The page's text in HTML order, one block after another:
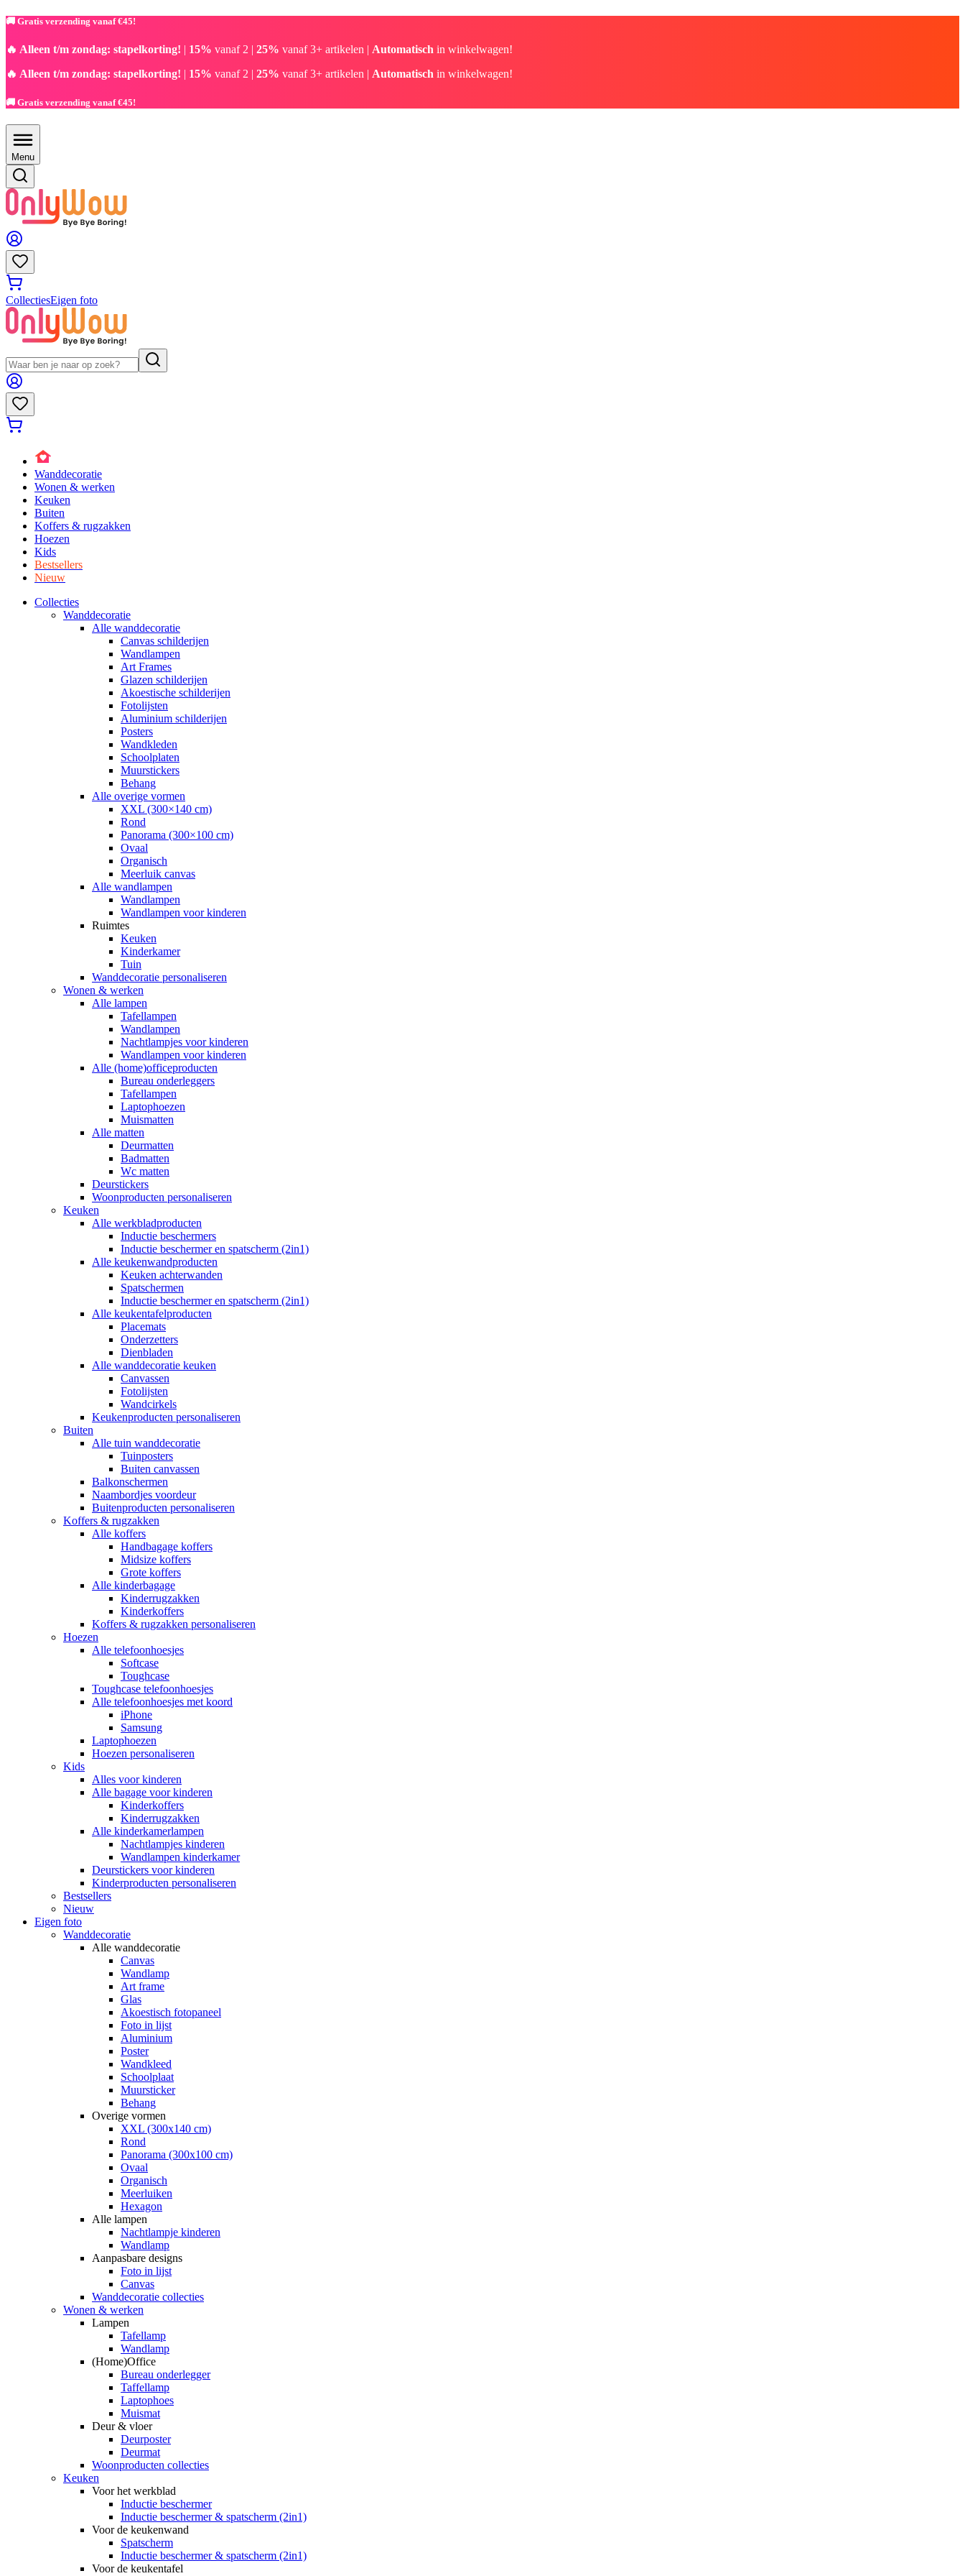
🚚 Gratis verzending vanaf €45!
🔥 Alleen t/m zondag: stapelkorting! | 15% vanaf 2 | 25% vanaf 3+ artikelen | Automatisch in winkelwagen!
🔥 Alleen t/m zondag: stapelkorting! | 15% vanaf 2 | 25% vanaf 3+ artikelen | Automatisch in winkelwagen!
🚚 Gratis verzending vanaf €45!
Menu
CollectiesEigen foto
Wanddecoratie
Wonen & werken
Keuken
Buiten
Koffers & rugzakken
Hoezen
Kids
Bestsellers
Nieuw
Collecties
Wanddecoratie
Alle wanddecoratie
Canvas schilderijen
Wandlampen
Art Frames
Glazen schilderijen
Akoestische schilderijen
Fotolijsten
Aluminium schilderijen
Posters
Wandkleden
Schoolplaten
Muurstickers
Behang
Alle overige vormen
XXL (300×140 cm)
Rond
Panorama (300×100 cm)
Ovaal
Organisch
Meerluik canvas
Alle wandlampen
Wandlampen
Wandlampen voor kinderen
Ruimtes
Keuken
Kinderkamer
Tuin
Wanddecoratie personaliseren
Wonen & werken
Alle lampen
Tafellampen
Wandlampen
Nachtlampjes voor kinderen
Wandlampen voor kinderen
Alle (home)officeproducten
Bureau onderleggers
Tafellampen
Laptophoezen
Muismatten
Alle matten
Deurmatten
Badmatten
Wc matten
Deurstickers
Woonproducten personaliseren
Keuken
Alle werkbladproducten
Inductie beschermers
Inductie beschermer en spatscherm (2in1)
Alle keukenwandproducten
Keuken achterwanden
Spatschermen
Inductie beschermer en spatscherm (2in1)
Alle keukentafelproducten
Placemats
Onderzetters
Dienbladen
Alle wanddecoratie keuken
Canvassen
Fotolijsten
Wandcirkels
Keukenproducten personaliseren
Buiten
Alle tuin wanddecoratie
Tuinposters
Buiten canvassen
Balkonschermen
Naambordjes voordeur
Buitenproducten personaliseren
Koffers & rugzakken
Alle koffers
Handbagage koffers
Midsize koffers
Grote koffers
Alle kinderbagage
Kinderrugzakken
Kinderkoffers
Koffers & rugzakken personaliseren
Hoezen
Alle telefoonhoesjes
Softcase
Toughcase
Toughcase telefoonhoesjes
Alle telefoonhoesjes met koord
iPhone
Samsung
Laptophoezen
Hoezen personaliseren
Kids
Alles voor kinderen
Alle bagage voor kinderen
Kinderkoffers
Kinderrugzakken
Alle kinderkamerlampen
Nachtlampjes kinderen
Wandlampen kinderkamer
Deurstickers voor kinderen
Kinderproducten personaliseren
Bestsellers
Nieuw
Eigen foto
Wanddecoratie
Alle wanddecoratie
Canvas
Wandlamp
Art frame
Glas
Akoestisch fotopaneel
Foto in lijst
Aluminium
Poster
Wandkleed
Schoolplaat
Muursticker
Behang
Overige vormen
XXL (300x140 cm)
Rond
Panorama (300x100 cm)
Ovaal
Organisch
Meerluiken
Hexagon
Alle lampen
Nachtlampje kinderen
Wandlamp
Aanpasbare designs
Foto in lijst
Canvas
Wanddecoratie collecties
Wonen & werken
Lampen
Tafellamp
Wandlamp
(Home)Office
Bureau onderlegger
Taffellamp
Laptophoes
Muismat
Deur & vloer
Deurposter
Deurmat
Woonproducten collecties
Keuken
Voor het werkblad
Inductie beschermer
Inductie beschermer & spatscherm (2in1)
Voor de keukenwand
Spatscherm
Inductie beschermer & spatscherm (2in1)
Voor de keukentafel